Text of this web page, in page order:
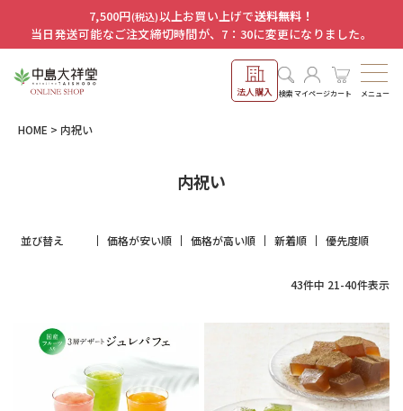
7,500円(税込)以上お買い上げで送料無料！
当日発送可能なご注文締切時間が、7：30に変更になりました。
法人購入 検索マイページカート メニュー
HOME 内祝い
内祝い
並び替え 価格が安い順 価格が高い順 新着順 優先度順
43件中 21-40件表示